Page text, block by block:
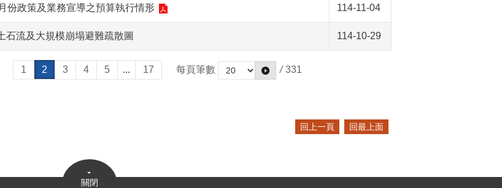
份政策及業務宣導之預算執行情形 114-11-04
石流及大規模崩塌避難疏散圖 114-10-29
1 2 3 4 5 ... 17 每頁筆數 / 331
回上一頁 回最上面
關閉